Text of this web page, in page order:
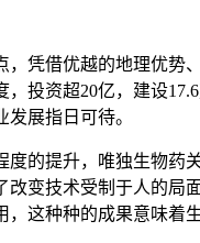
凭借优越的地理优
投资超20亿，建设
展指日可待。
的提升，唯独生物
变技术受制于人的局
这种种的成果意味着